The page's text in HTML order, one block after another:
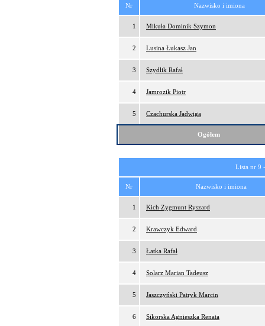
Nr Nazwisko i imiona
1 Mikuła Dominik Szymon
2 Lusina Łukasz Jan
3 Szydlik Rafał
4 Jamrozik Piotr
5 Czachurska Jadwiga
Ogółem
Lista nr 9
Nr Nazwisko i imiona
1 Kich Zygmunt Ryszard
2 Krawczyk Edward
3 Łatka Rafał
4 Solarz Marian Tadeusz
5 Jaszczyński Patryk Marcin
6 Sikorska Agnieszka Renata